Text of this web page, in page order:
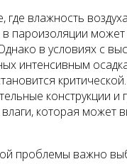
где влажность
пароизоляции
в условиях с
интенсивным
конструкции и
которая может
проблемы важно